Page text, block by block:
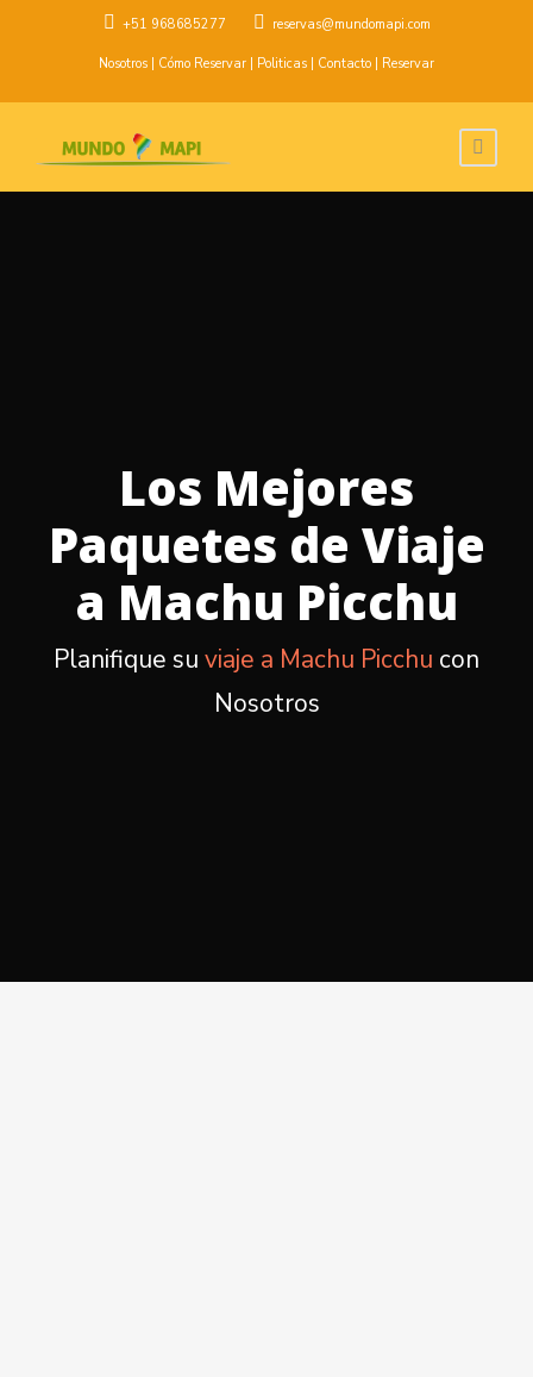
+51 968685277 reservas@mundomapi.com
Nosotros Cómo Reservar Politicas Contacto Reservar
Los Mejores
Paquetes de Viaje
a Machu Picchu
Planifique su viaje a Machu Picchu con
Nosotros